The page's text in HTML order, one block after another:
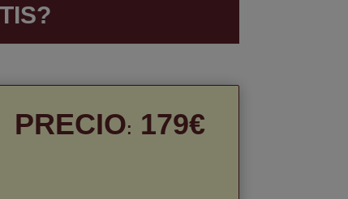
PRECIO: 179€